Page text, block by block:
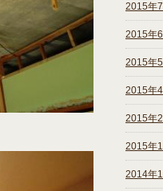
2015年7
2015年6
2015年5
2015年4
2015年2
2015年1
2014年